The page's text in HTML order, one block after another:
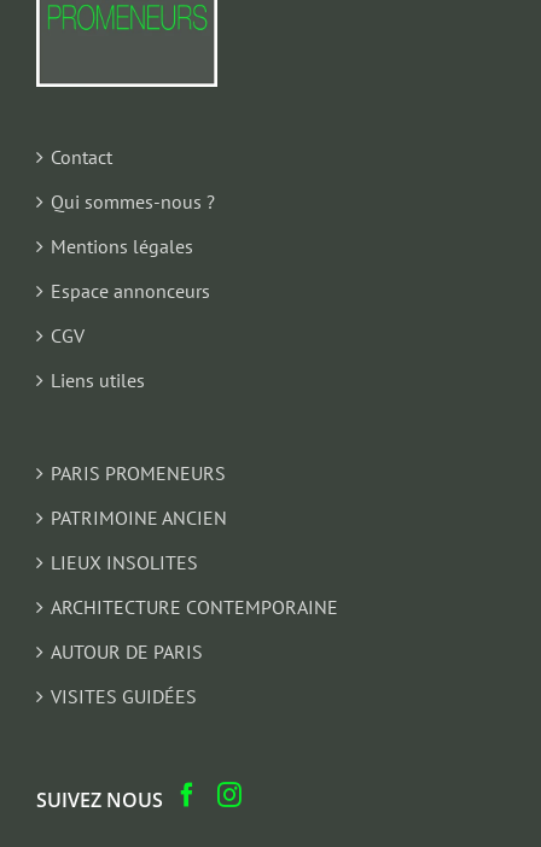
Contact
Qui sommes-nous ?
Mentions légales
Espace annonceurs
CGV
Liens utiles
PARIS PROMENEURS
PATRIMOINE ANCIEN
LIEUX INSOLITES
ARCHITECTURE CONTEMPORAINE
AUTOUR DE PARIS
VISITES GUIDÉES
SUIVEZ NOUS